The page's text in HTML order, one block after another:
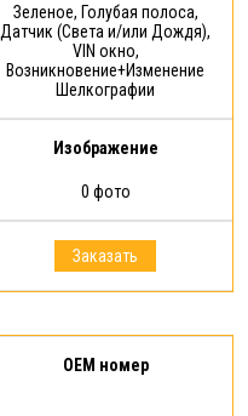
Зеленое, Голубая полоса,
Датчик (Света и/или Дождя),
VIN окно,
Возникновение+Изменение
Шелкографии
Изображение
0 фото
Заказать
OEM номер